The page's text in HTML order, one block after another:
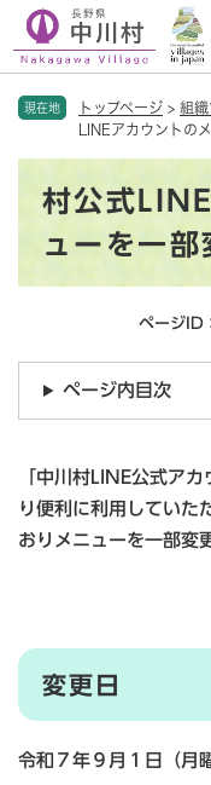
現在地 トップページ > 組織
LINEアカウントの
村公式
ューを一部
ページ
ページ内目次
「中川村LINE公式ア
り便利に利用していた
おりメニューを一部変
変更日
令和７年９月１日（月